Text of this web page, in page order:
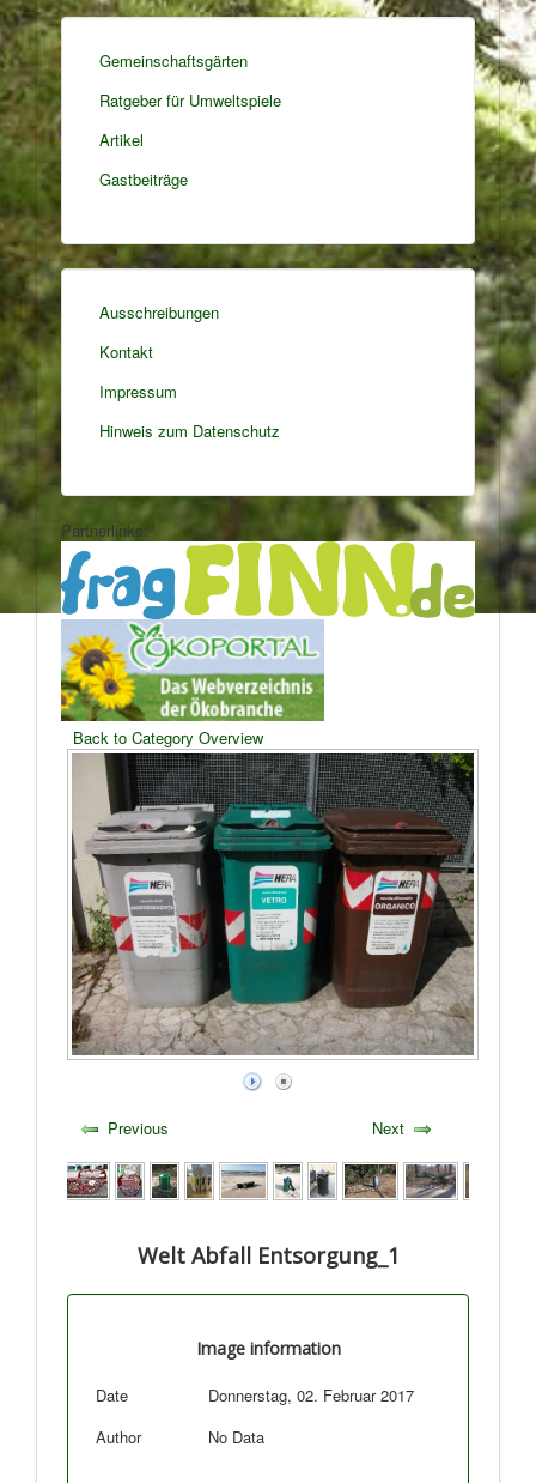
Gemeinschaftsgärten
Ratgeber für Umweltspiele
Artikel
Gastbeiträge
Ausschreibungen
Kontakt
Impressum
Hinweis zum Datenschutz
Partnerlinks:
Back to Category Overview
Previous Next
Welt Abfall Entsorgung_1
Image information
Date
Donnerstag, 02. Februar 2017
Author
No Data